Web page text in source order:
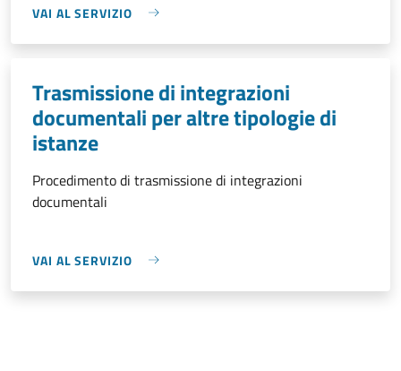
VAI AL SERVIZIO
Trasmissione di integrazioni
documentali per altre tipologie di
istanze
Procedimento di trasmissione di integrazioni
documentali
VAI AL SERVIZIO